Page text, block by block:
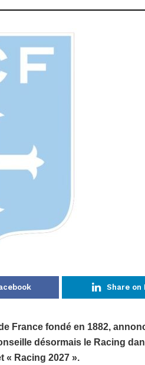
Share on
France fondé en 1882,
désormais le Racing
« Racing 2027 ».